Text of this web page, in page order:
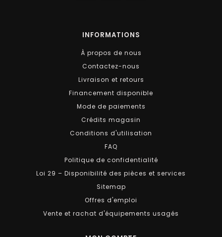
INFORMATIONS
À propos de nous
Contactez-nous
Livraison et retours
Financement disponible
Mode de paiements
Crédits magasin
Conditions d'utilisation
FAQ
Politique de confidentialité
Loi 29 – Disponibilité des pièces et services
Sitemap
Offres d'emploi
Vente et rachat d'équipements usagés